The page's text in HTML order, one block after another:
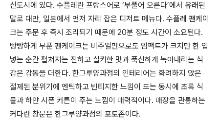
신도시에 있다. 수플레란 프랑스어로 ‘부풀어 오른다’에서 유래된
말로 대만, 일본에서 먼저 자리 잡은 디저트 메뉴다. 수플레 팬케이
크는 주문 후 즉시 조리되기 때문에 20분 정도 시간이 소요된다.
빵빵하게 부푼 팬케이크는 비주얼만으로도 임팩트가 크지만 한 입
넣는 순간 펼쳐지는 진하고 실키한 맛과 푹신하게 녹아내리는 식
감은 감동을 더한다. 한그루양과점의 인테리어는 화려하지 않은
절제된 분위기에 엔틱하고 빈티지한 느낌이 드는 동시에 초록 식
물과 하얀 시폰 커튼이 주는 느낌이 매력적이다. 매장을 관통하는
커다란 창문은 한그루양과점의 포토존이다.